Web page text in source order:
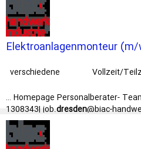
Elektroniker
für Energie- und
oder Teilzeit Wir … Nicht das
weitere tolle
Elektroniker für Geräte & Systeme …
Elektroanlagenmonteur
verschiedene
Vollzeit/
… Homepage Personalberater-
1308343| job.dresden@biac-
Nicht das Richtige für Sie? Wir …
Handwerk z.B.: Elektroinstallateur
& Systeme (m/w/d),